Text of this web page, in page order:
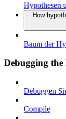
Hypothesen
How
Baum der
Debugging
Debuggen
Compile